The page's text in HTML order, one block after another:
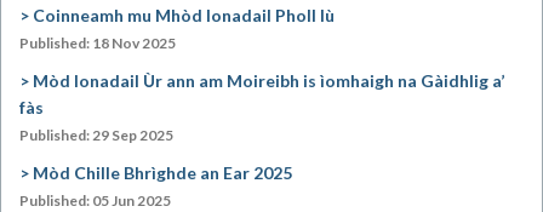
Coinneamh mu Mhòd Ionadail Pholl Iù
Published: 18 Nov 2025
Mòd Ionadail Ùr ann am Moireibh is ìomhaigh na Gàidhlig a’
fàs
Published: 29 Sep 2025
Mòd Chille Bhrìghde an Ear 2025
Published: 05 Jun 2025